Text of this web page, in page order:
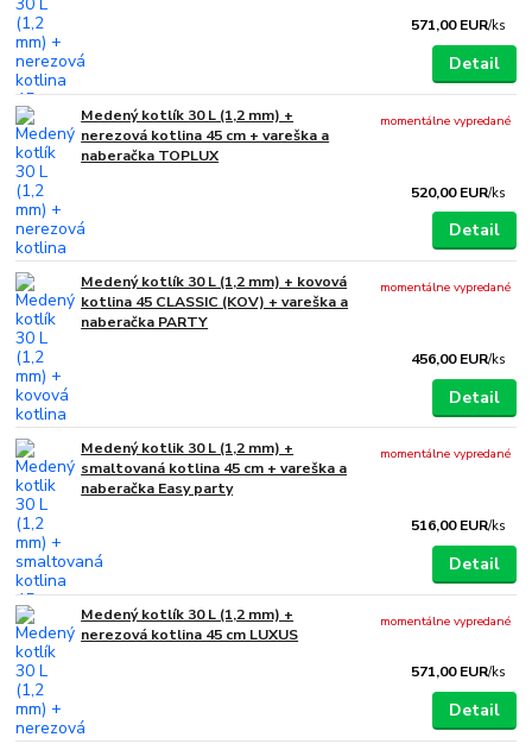
571,00 EUR/ks
Detail
Medený kotlík 30 L (1,2 mm) +
nerezová kotlina 45 cm + vareška a
naberačka TOPLUX
520,00 EUR/ks
momentálne vypredané
Detail
Medený kotlík 30 L (1,2 mm) + kovová
kotlina 45 CLASSIC (KOV) + vareška a
naberačka PARTY
456,00 EUR/ks
momentálne vypredané
Detail
Medený kotlik 30 L (1,2 mm) +
smaltovaná kotlina 45 cm + vareška a
naberačka Easy party
516,00 EUR/ks
momentálne vypredané
Detail
Medený kotlík 30 L (1,2 mm) +
nerezová kotlina 45 cm LUXUS
571,00 EUR/ks
momentálne vypredané
Detail